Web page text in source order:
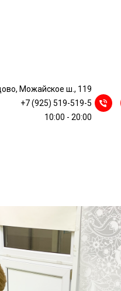
Можайское ш., 119
+7 (925) 519-519-5
10:00 - 20:00